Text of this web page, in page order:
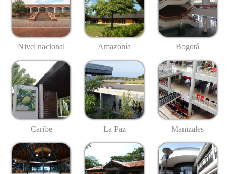
Nivel nacional Amazonía Bogotá
Caribe La Paz Manizales